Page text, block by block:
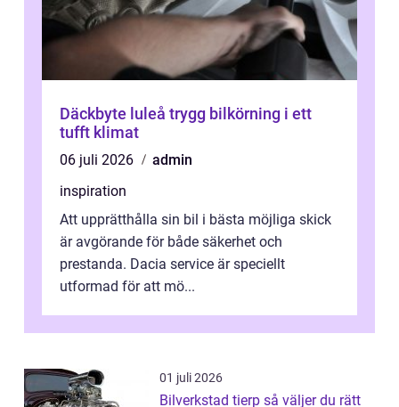
Däckbyte luleå trygg bilkörning i ett
tufft klimat
06 juli 2026
admin
inspiration
Att upprätthålla sin bil i bästa möjliga skick
är avgörande för både säkerhet och
prestanda. Dacia service är speciellt
utformad för att mö...
01 juli 2026
Bilverkstad tierp så väljer du rätt